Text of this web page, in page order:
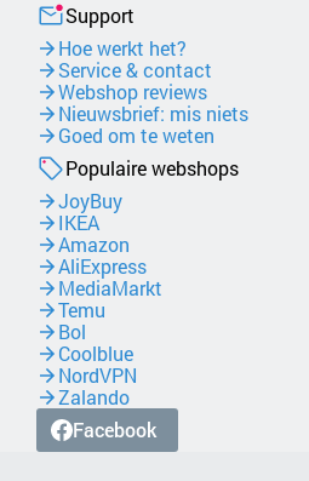
Support
Hoe werkt het?
Service & contact
Webshop reviews
Nieuwsbrief: mis niets
Goed om te weten
Populaire webshops
JoyBuy
IKEA
Amazon
AliExpress
MediaMarkt
Temu
Bol
Coolblue
NordVPN
Zalando
Facebook